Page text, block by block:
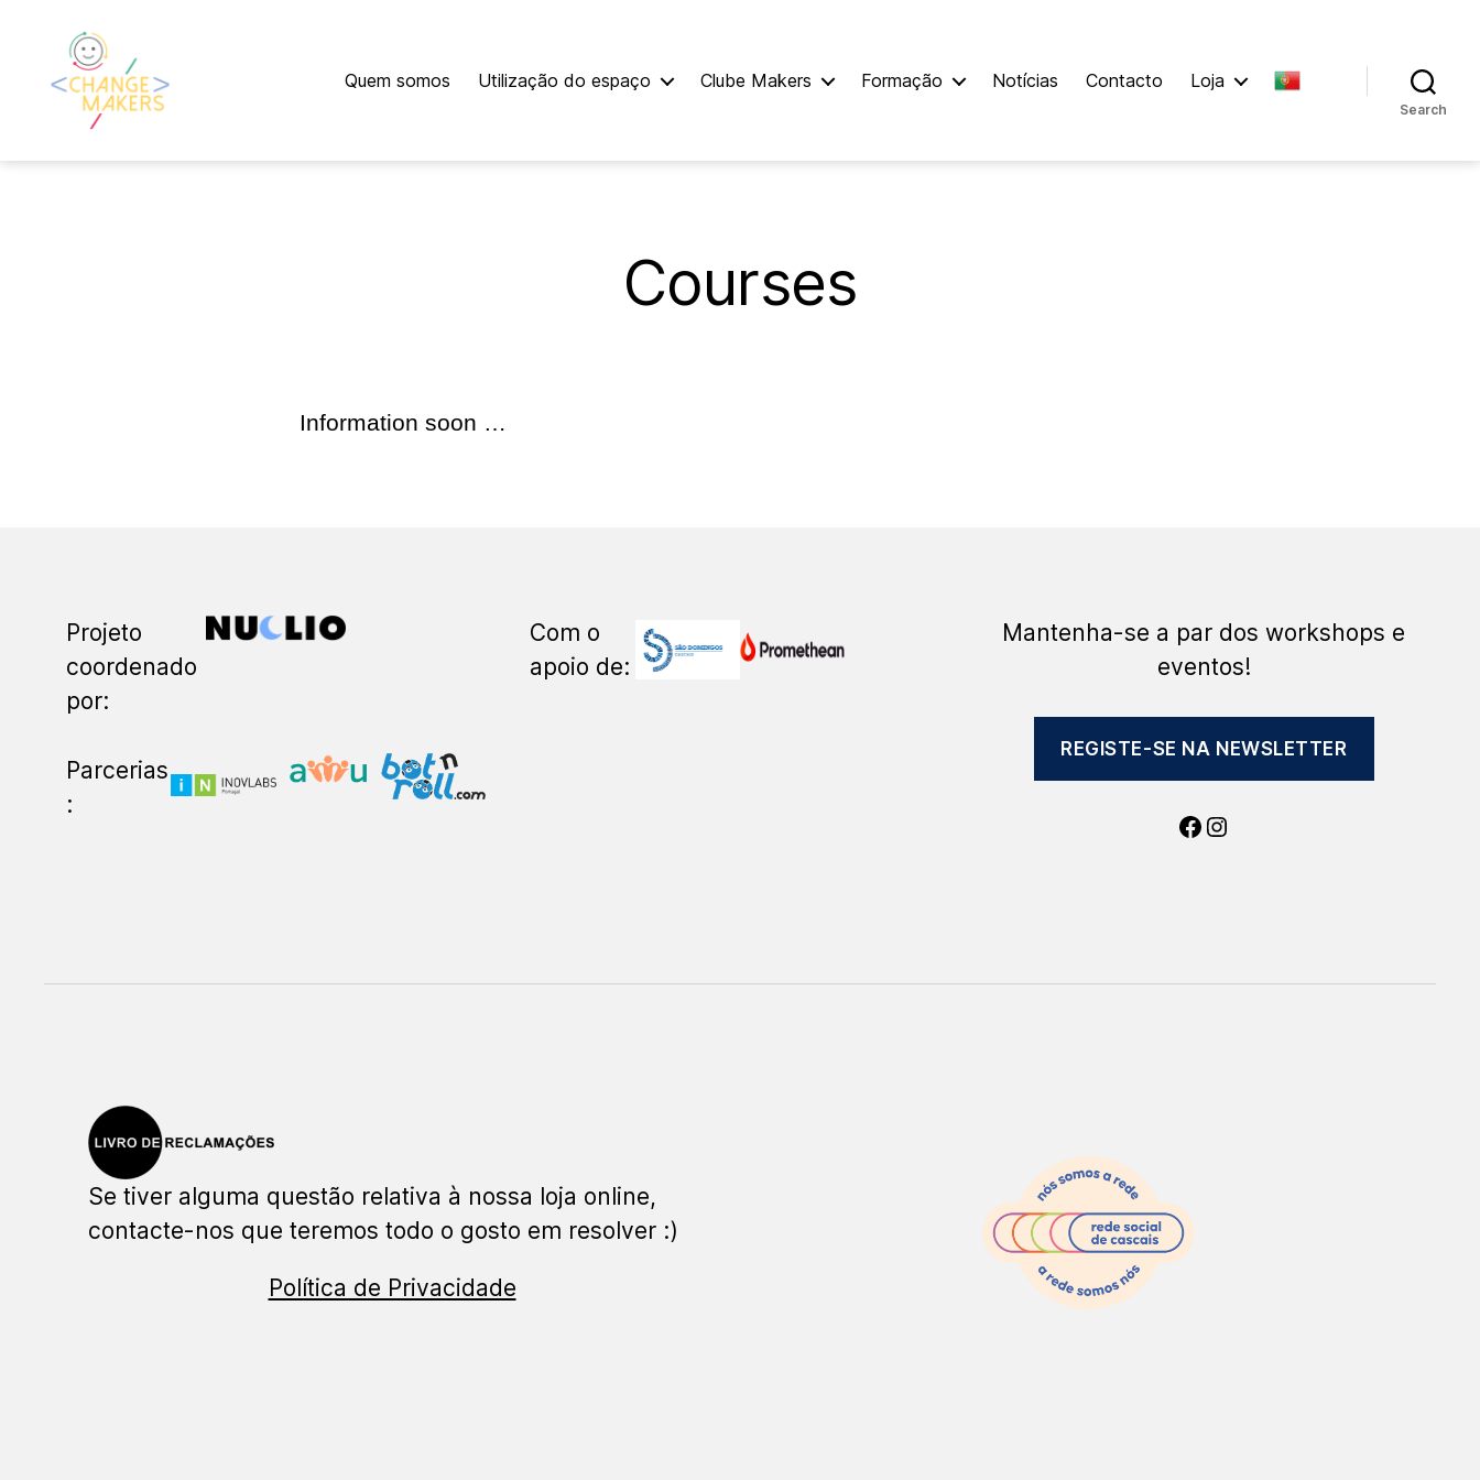
Makers
Quem somos Utilização do espaço Clube Makers Formação Notícias Contacto Loja
Search
Courses
Information soon …
Projeto
coordenado
por:
Parcerias
:
Com o
apoio de:
Mantenha-se a par dos workshops e
eventos!
REGISTE-SE NA NEWSLETTER
Facebook
Instagram
Se tiver alguma questão relativa à nossa loja online,
contacte-nos que teremos todo o gosto em resolver :)
Política de Privacidade